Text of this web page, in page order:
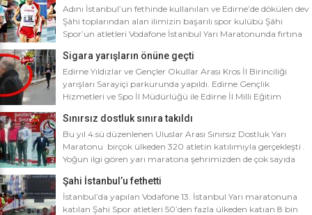
Adını İstanbul’un fethinde kullanılan ve Edirne’de dökülen dev
Şâhi toplarından alan ilimizin başarılı spor kulübü Şâhi
Spor’un atletleri Vodafone İstanbul Yarı Maratonunda fırtına
Vodafone İstanbul Yarı Maratonu’na ilimizden Şâhi Spor 5
sporcusuyla katıldı. Vodafone İstanbul Yarı Maratonu 10 bin
metre yarışına toplamda 4 bin […]
Sigara yarışların önüne geçti
Edirne Yıldızlar ve Gençler Okullar Arası Kros İl Birinciliği
yarışları Sarayiçi parkurunda yapıldı. Edirne Gençlik
Hizmetleri ve Spo İl Müdürlüğü ile Edirne İl Milli Eğitim
Birinciliği yarışları Sarayiçi parkurunda yapıldı. Oldukça soğuk
ve yağmurlu bir havada düzenlenen yarışlara katılımın
yoğun olması atletizm adına sevindirici bulunurken Atletizm
Federasyonu İl […]
Sınırsız dostluk sınıra takıldı
Bu yıl 4.sü düzenlenen Uluslar Arası Sınırsız Dostluk Yarı
Maratonu birçok ülkeden 320 atletin katılımıyla gerçekleşti .
Yoğun ilgi gören yarı maratona şehrimizden de çok sayıda
Ali Soydan tarafından yeni kurulmasına rağmen bir çok
branşta başarıdan başarıya koşan Edirne Al Kan Spor Kulübü
de […]
Şahi İstanbul’u fethetti
İstanbul’da yapılan Vodafone 13. İstanbul Yarı maratonuna
katılan Şahi Spor atletleri 50’den fazla ülkeden katıan 8 bin